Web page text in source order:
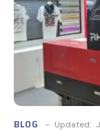
BLOG Updated: